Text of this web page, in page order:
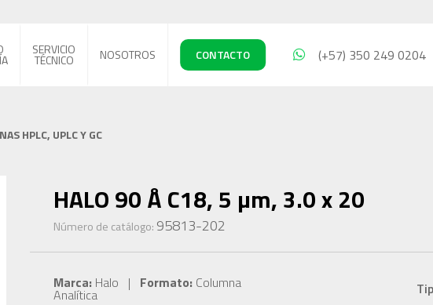
SERVICIO
TÉCNICO NOSOTROS CONTACTO (+57) 350 249 0204
HPLC, UPLC Y GC
HALO 90 Å C18, 5 µm, 3.0 x 20
Número de catálogo: 95813-202
Marca:Halo | Formato:Columna
Analítica